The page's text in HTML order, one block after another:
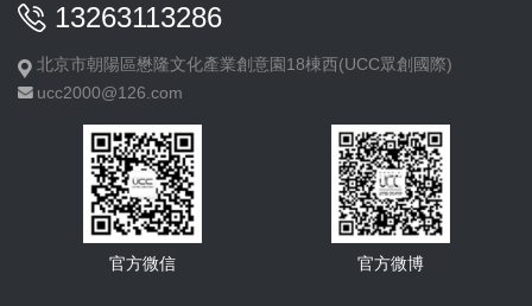
13263113286
北京市朝陽區懋隆文化產業創意園18棟西(UCC眾創國際)
ucc2000@126.com
官方微信 官方微博